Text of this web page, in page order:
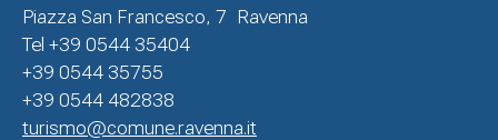
Piazza San Francesco, 7 Ravenna
Tel +39 0544 35404
+39 0544 35755
+39 0544 482838
turismo@comune.ravenna.it